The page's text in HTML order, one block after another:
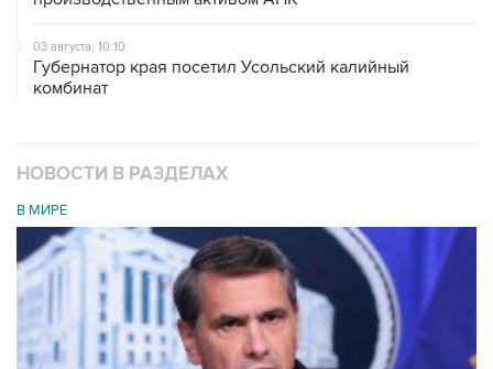
03 августа, 10:10
Губернатор края посетил Усольский калийный
комбинат
НОВОСТИ В РАЗДЕЛАХ
В МИРЕ